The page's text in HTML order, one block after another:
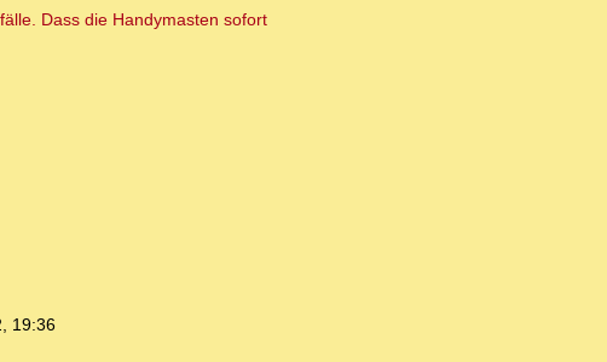
Dass die Handymasten sofort
19:36